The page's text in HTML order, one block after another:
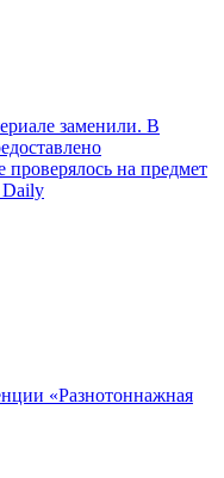
заменили. В
на предмет
Daily
«Разнотоннажная